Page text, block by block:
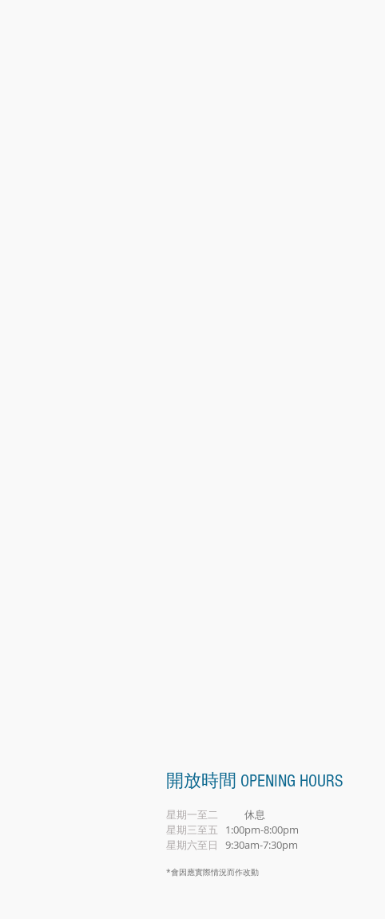
開放時間 OPENING HOURS
星期一至二 休息
星期三至五 1:00pm-8:00pm
星期六至日
9:30am-7:30pm
*會因應實際情況而作改動